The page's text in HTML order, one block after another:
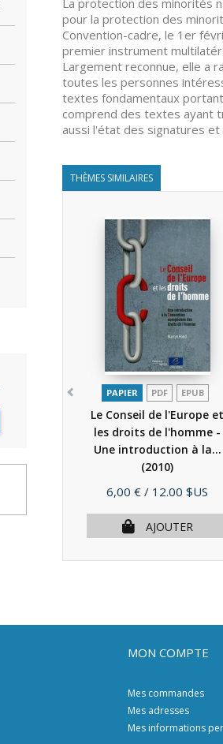
La protection des minorités
pour la protection des
Convention-cadre, le 1er
premier instrument
Largement reconnue, elle a
toutes les personnes
textes fondamentaux
comprend des textes ayant
aussi l'état des signatures
THÈMES SIMILAIRES
PAPIER PDF EPUB
Le Conseil de l'Europe et
les droits de l'homme -
Une introduction à la...
(2010)
Prix
6,00 € / 12.00 $US
AJOUTER
MON COMPTE
Mes commandes
Mes adresses
Mes informations